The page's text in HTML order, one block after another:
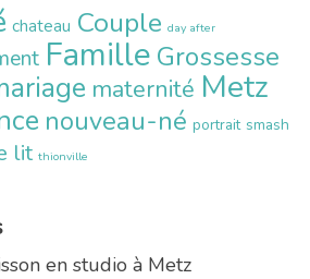
chateau Couple day after
Famille Grossesse
maternité Metz
nouveau-né portrait smash
lit thionville
en studio à Metz